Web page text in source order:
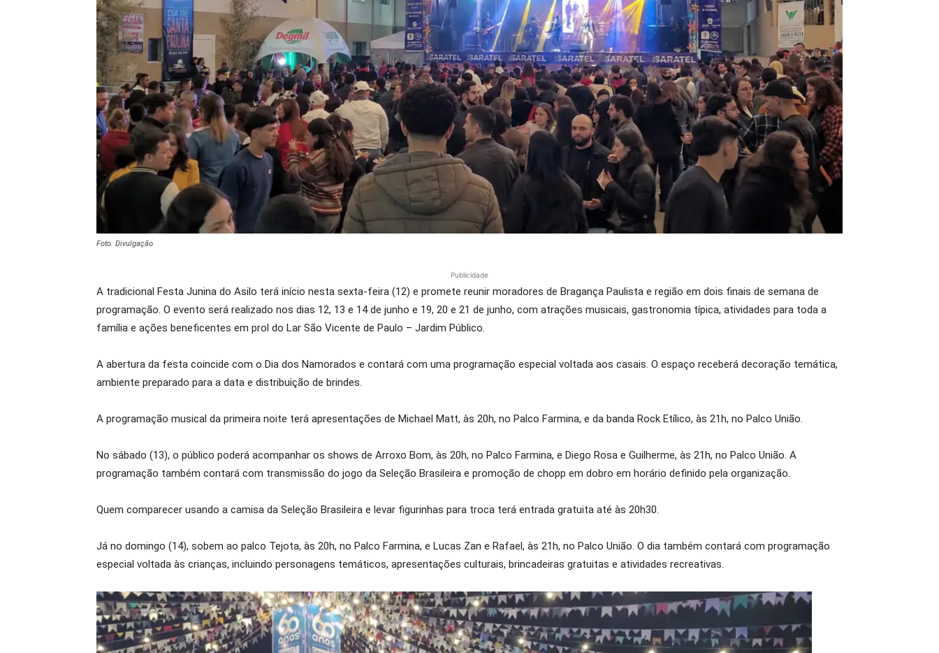
Foto: Divulgação
Publicidade
A tradicional Festa Junina do Asilo terá início nesta sexta-feira (12) e promete reunir moradores de Bragança Paulista e região em dois finais de semana de
programação. O evento será realizado nos dias 12, 13 e 14 de junho e 19, 20 e 21 de junho, com atrações musicais, gastronomia típica, atividades para toda a
família e ações beneficentes em prol do Lar São Vicente de Paulo – Jardim Público.
A abertura da festa coincide com o Dia dos Namorados e contará com uma programação especial voltada aos casais. O espaço receberá decoração temática,
ambiente preparado para a data e distribuição de brindes.
A programação musical da primeira noite terá apresentações de Michael Matt, às 20h, no Palco Farmina, e da banda Rock Etílico, às 21h, no Palco União.
No sábado (13), o público poderá acompanhar os shows de Arroxo Bom, às 20h, no Palco Farmina, e Diego Rosa e Guilherme, às 21h, no Palco União. A
programação também contará com transmissão do jogo da Seleção Brasileira e promoção de chopp em dobro em horário definido pela organização.
Quem comparecer usando a camisa da Seleção Brasileira e levar figurinhas para troca terá entrada gratuita até às 20h30.
Já no domingo (14), sobem ao palco Tejota, às 20h, no Palco Farmina, e Lucas Zan e Rafael, às 21h, no Palco União. O dia também contará com programação
especial voltada às crianças, incluindo personagens temáticos, apresentações culturais, brincadeiras gratuitas e atividades recreativas.